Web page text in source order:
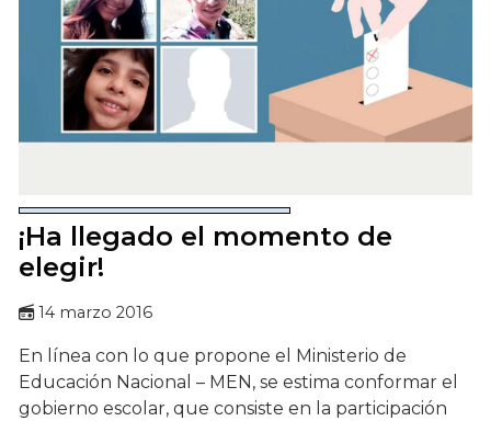
¡Ha llegado el momento de
elegir!
14 marzo 2016
En línea con lo que propone el Ministerio de
Educación Nacional – MEN, se estima conformar el
gobierno escolar, que consiste en la participación